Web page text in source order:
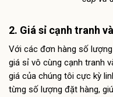
2. Giá sỉ cạnh tranh
Với các đơn hàng số
giá sỉ vô cùng cạnh tranh
giá của chúng tôi cực kỳ
từng số lượng đặt hàng,